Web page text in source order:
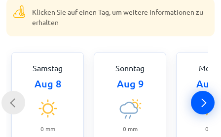
Klicken Sie auf einen Tag, um weitere Informationen zu
erhalten
Samstag
Aug 8
0 mm
Sonntag
Aug 9
0 mm
Aug
0